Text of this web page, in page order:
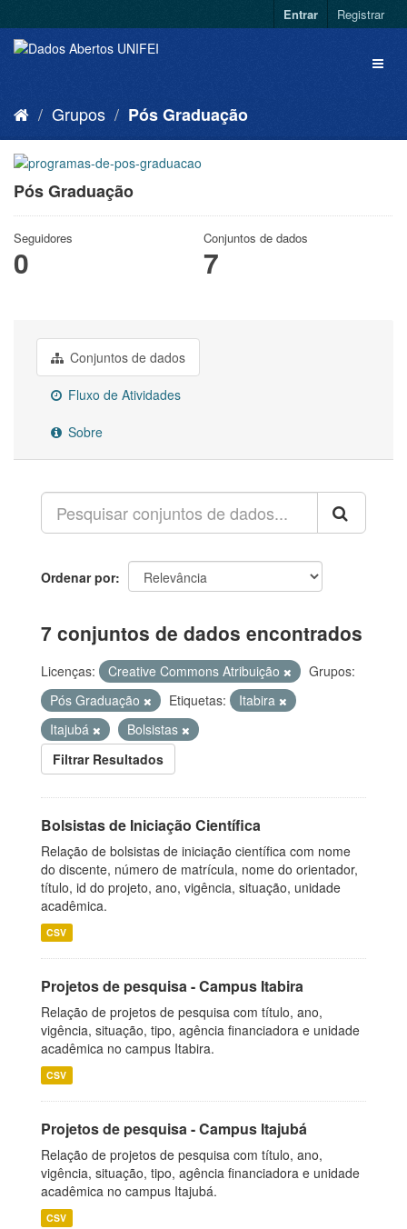
Entrar Registrar
Grupos Pós Graduação
Pós Graduação
Seguidores
0
Conjuntos de dados
7
Conjuntos de dados
Fluxo de Atividades
Sobre
Ordenar por
7 conjuntos de dados encontrados
Licenças: Creative Commons Atribuição
Grupos:
Pós Graduação
Etiquetas:
Itabira
Itajubá
Bolsistas
Filtrar Resultados
Bolsistas de Iniciação Científica
Relação de bolsistas de iniciação científica com nome
do discente, número de matrícula, nome do orientador,
título, id do projeto, ano, vigência, situação, unidade
acadêmica.
CSV
Projetos de pesquisa - Campus Itabira
Relação de projetos de pesquisa com título, ano,
vigência, situação, tipo, agência financiadora e unidade
acadêmica no campus Itabira.
CSV
Projetos de pesquisa - Campus Itajubá
Relação de projetos de pesquisa com título, ano,
vigência, situação, tipo, agência financiadora e unidade
acadêmica no campus Itajubá.
CSV